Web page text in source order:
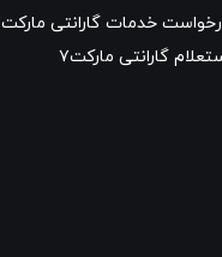
خدمات گارانتی مارکت۷
گارانتی مارکت۷